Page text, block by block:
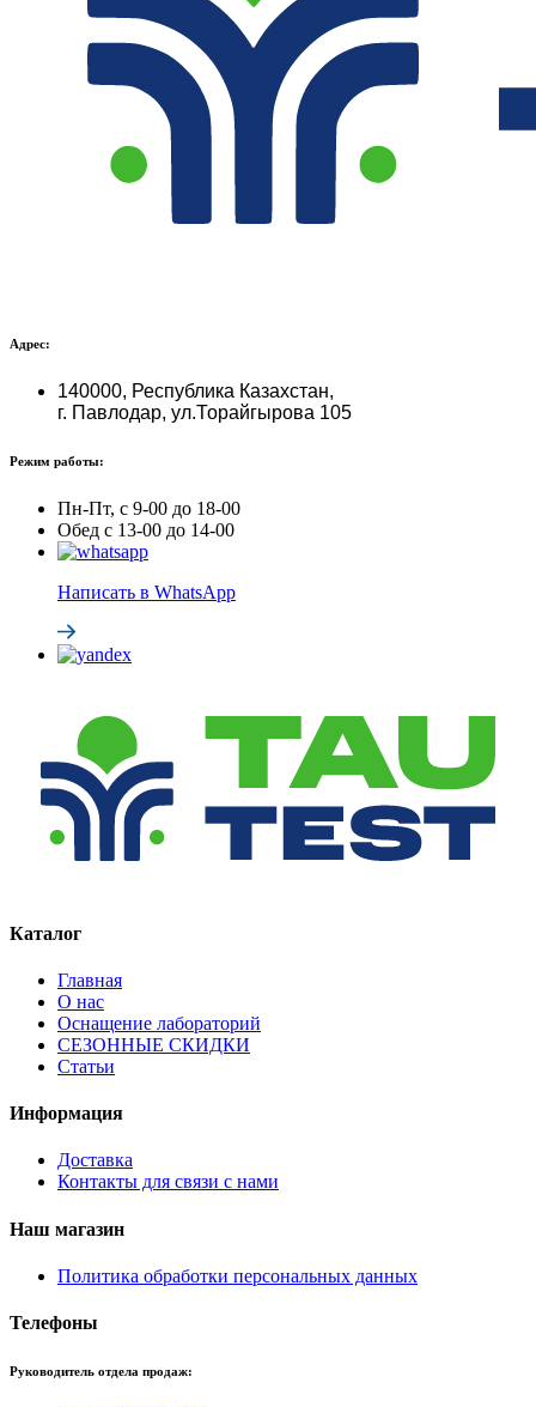
Адрес:
140000, Республика Казахстан,
г. Павлодар, ул.Торайгырова 105
Режим работы:
Пн-Пт, с 9-00 до 18-00
Обед с 13-00 до 14-00
Написать в WhatsApp
Каталог
Главная
О нас
Оснащение лабораторий
СЕЗОННЫЕ СКИДКИ
Статьи
Информация
Доставка
Контакты для связи с нами
Наш магазин
Политика обработки персональных данных
Телефоны
Руководитель отдела продаж: